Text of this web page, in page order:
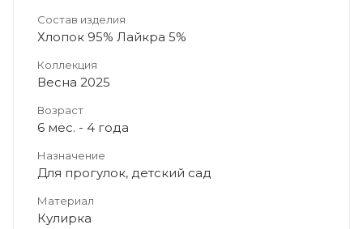
Состав изделия
Хлопок 95% Лайкра 5%
Коллекция
Весна 2025
Возраст
6 мес. - 4 года
Назначение
Для прогулок, детский сад
Материал
Кулирка